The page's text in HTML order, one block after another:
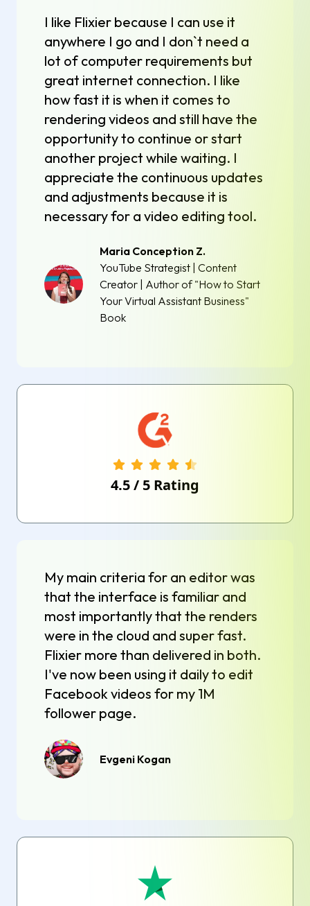
I like Flixier because I can use it
anywhere I go and I don`t need a
lot of computer requirements but
great internet connection. I like
how fast it is when it comes to
rendering videos and still have the
opportunity to continue or start
another project while waiting. I
appreciate the continuous updates
and adjustments because it is
necessary for a video editing tool.
Maria Conception Z.
YouTube Strategist | Content
Creator | Author of "How to Start
Your Virtual Assistant Business"
Book
4.5/ 5 Rating
My main criteria for an editor was
that the interface is familiar and
most importantly that the renders
were in the cloud and super fast.
Flixier more than delivered in both.
I've now been using it daily to edit
Facebook videos for my 1M
follower page.
Evgeni Kogan